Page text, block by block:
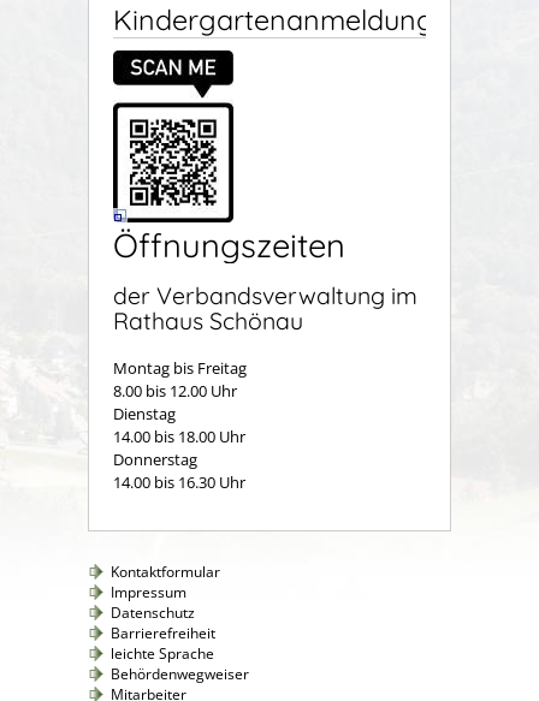
Kindergartenanmeldung
Öffnungszeiten
der Verbandsverwaltung im
Rathaus Schönau
Montag bis Freitag
8.00 bis 12.00 Uhr
Dienstag
14.00 bis 18.00 Uhr
Donnerstag
14.00 bis 16.30 Uhr
Kontaktformular
Impressum
Datenschutz
Barrierefreiheit
leichte Sprache
Behördenwegweiser
Mitarbeiter